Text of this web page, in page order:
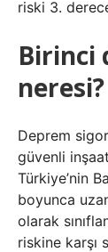
riski 3.
Birinci
neresi?
Deprem
güvenli
Türkiye’nin
boyunca
olarak
riskine karşı